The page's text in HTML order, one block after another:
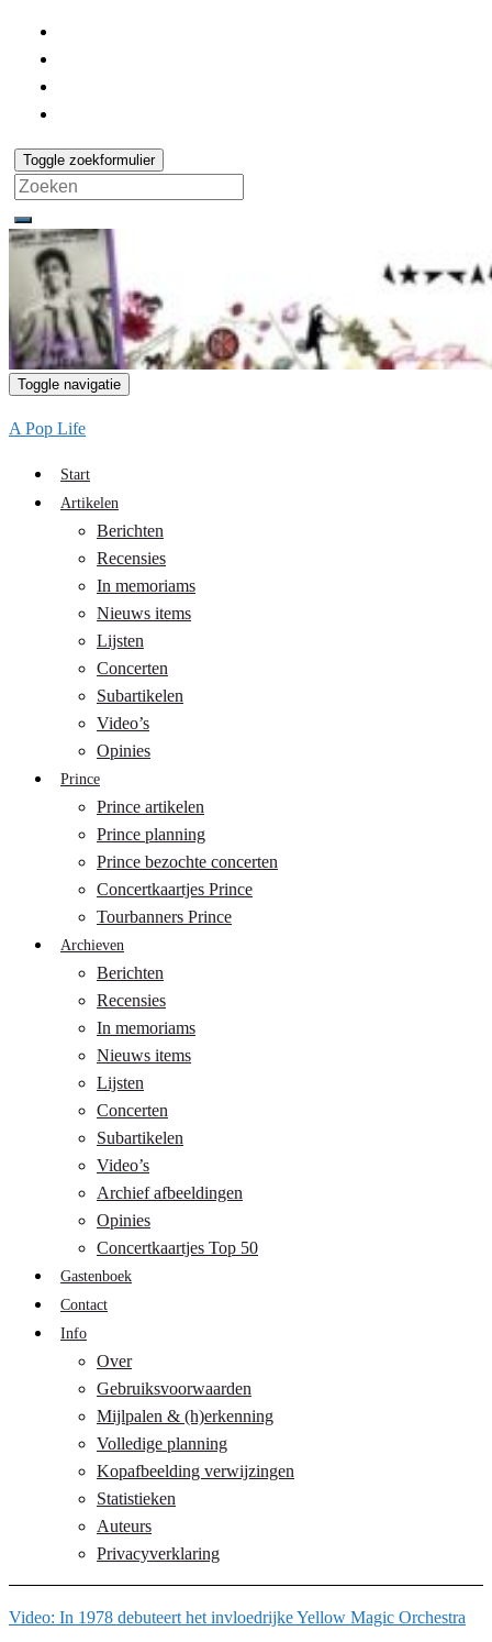
Toggle zoekformulier
Search
for:
Toggle navigatie
A Pop Life
Start
Artikelen
Berichten
Recensies
In memoriams
Nieuws items
Lijsten
Concerten
Subartikelen
Video’s
Opinies
Prince
Prince artikelen
Prince planning
Prince bezochte concerten
Concertkaartjes Prince
Tourbanners Prince
Archieven
Berichten
Recensies
In memoriams
Nieuws items
Lijsten
Concerten
Subartikelen
Video’s
Archief afbeeldingen
Opinies
Concertkaartjes Top 50
Gastenboek
Contact
Info
Over
Gebruiksvoorwaarden
Mijlpalen & (h)erkenning
Volledige planning
Kopafbeelding verwijzingen
Statistieken
Auteurs
Privacyverklaring
Video: In 1978 debuteert het invloedrijke Yellow Magic Orchestra